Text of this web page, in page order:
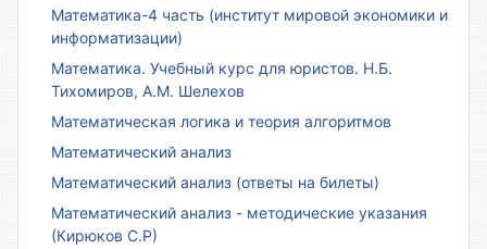
Математика-4 часть (институт мировой экономики и
информатизации)
Математика. Учебный курс для юристов. Н.Б.
Тихомиров, А.М. Шелехов
Математическая логика и теория алгоритмов
Математический анализ
Математический анализ (ответы на билеты)
Математический анализ - методические указания
(Кирюков С.Р)